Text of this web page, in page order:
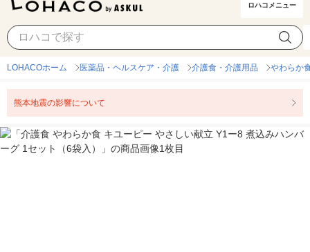
ロハコメニュー
LOHACOホーム 医薬品・ヘルスケア・介護 介護食・介護用品 やわらか
熊本地震の影響について